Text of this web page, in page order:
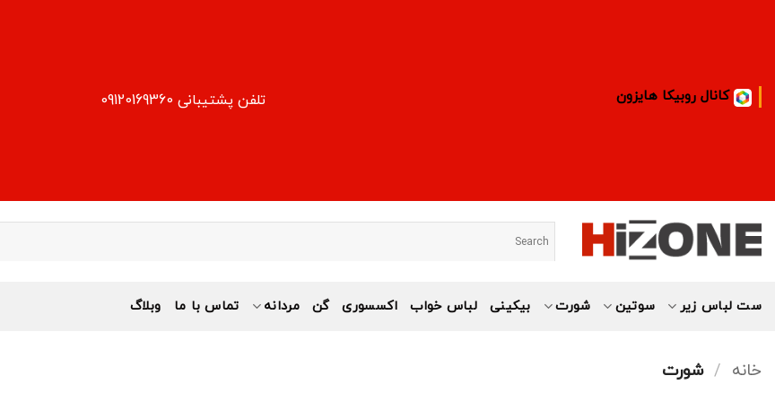
کانال روبیکا هایزون تلفن پشتیبانی 09120169360
ست لباس زیر سوتین شورت بیکینی لباس خواب اکسسوری گن مردانه تماس با ما وبلاگ
خانه / شورت